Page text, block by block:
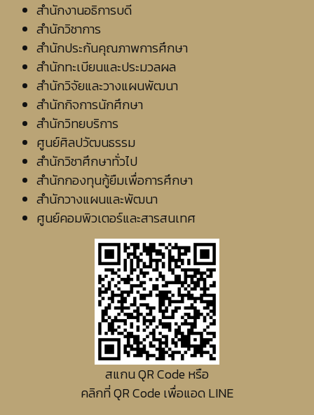
สำนักงานอธิการบดี
สำนักวิชาการ
สำนักประกันคุณภาพการศึกษา
สำนักทะเบียนและประมวลผล
สำนักวิจัยและวางแผนพัฒนา
สำนักกิจการนักศึกษา
สำนักวิทยบริการ
ศูนย์ศิลปวัฒนธรรม
สำนักวิชาศึกษาทั่วไป
สำนักกองทุนกู้ยืมเพื่อการศึกษา
สำนักวางแผนและพัฒนา
ศูนย์คอมพิวเตอร์และสารสนเทศ
สแกน QR Code หรือ
คลิกที่ QR Code เพื่อแอด LINE